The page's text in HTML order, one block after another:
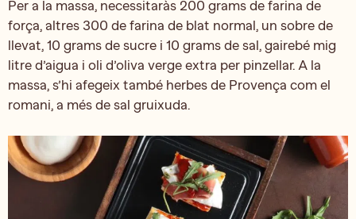
Per a la massa, necessitaràs 200 grams de farina de
força, altres 300 de farina de blat normal, un sobre de
llevat, 10 grams de sucre i 10 grams de sal, gairebé mig
litre d’aigua i oli d’oliva verge extra per pinzellar. A la
massa, s’hi afegeix també herbes de Provença com el
romani, a més de sal gruixuda.